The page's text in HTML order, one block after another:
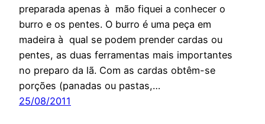
preparada apenas à mão fiquei a conhecer o
burro e os pentes. O burro é uma peça em
madeira à qual se podem prender cardas ou
pentes, as duas ferramentas mais importantes
no preparo da lã. Com as cardas obtêm-se
porções (panadas ou pastas,…
25/08/2011